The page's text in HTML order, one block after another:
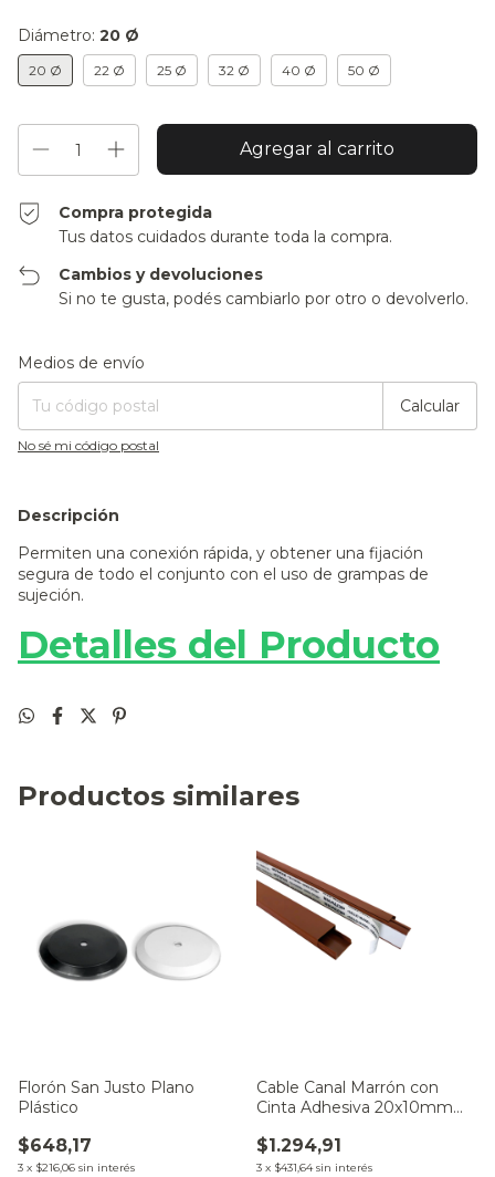
Diámetro: 20 Ø
20 Ø 22 Ø 25 Ø 32 Ø 40 Ø 50 Ø
Compra protegida
Tus datos cuidados durante toda la compra.
Cambios y devoluciones
Si no te gusta, podés cambiarlo por otro o devolverlo.
Entregas para el CP:
Medios de envío
Calcular
No sé mi código postal
Descripción
Permiten una conexión rápida, y obtener una fijación
segura de todo el conjunto con el uso de grampas de
sujeción.
Detalles del Producto
Productos similares
Florón San Justo Plano
Plástico
$648,17
3 x $216,06 sin interés
Cable Canal Marrón con
Cinta Adhesiva 20x10mm
$1.294,91
3 x $431,64 sin interés